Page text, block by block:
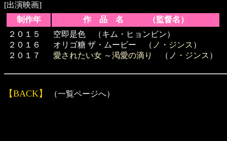
[出演映画]
制作年
作 品 名 （監督名）
２０１５
２０１６
２０１７
空即是色 （キム・ヒョンビン）
オリゴ糖 ザ・ムービー （ ノ・ジンス ）
愛されたい女 ～渇愛の滴り
（ ノ・ジンス ）
【BACK】 （一覧ページへ）